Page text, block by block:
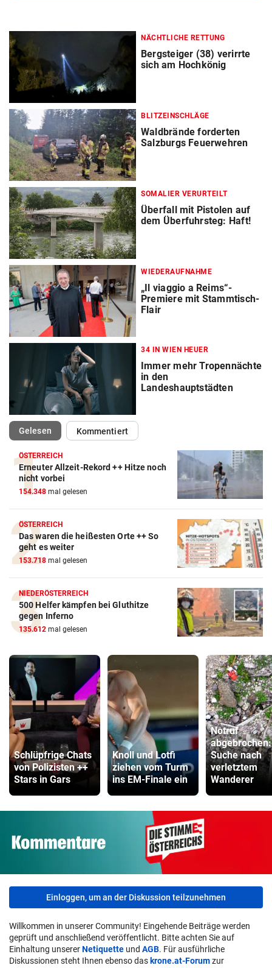
NÄCHTLICHE RETTUNG
Bergsteiger (38) verirrte
sich am Hochkönig
BLITZEINSCHLÄGE
Waldbrände forderten
Salzburgs Feuerwehren
SOMALIER VERURTEILT
Überfall mit Pistolen auf
dem Überfuhrsteg: Haft!
WIEDERAUFNAHME
„Il viaggio a Reims“-
Premiere mit Stammtisch-
Flair
34 IN WIEN HEUER
Immer mehr Tropennächte
in den
Landeshauptstädten
Gelesen(ausgewählt)Kommentiert
ÖSTERREICH
Erneuter Allzeit-Rekord ++ Hitze noch
nicht vorbei
154.348 mal gelesen
ÖSTERREICH
Das waren die heißesten Orte ++ So
geht es weiter
153.718 mal gelesen
NIEDERÖSTERREICH
500 Helfer kämpfen bei Gluthitze
gegen Inferno
135.612 mal gelesen
Schlüpfrige Chats
von Polizisten ++
Stars in Gars
Knoll und Lotfi
ziehen vom Turm
ins EM-Finale ein
Notruf
abgebrochen:
Suche nach
verletztem
Wanderer
Einloggen, um an der Diskussion teilzunehmen
Willkommen in unserer Community! Eingehende Beiträge werden
geprüft und anschließend veröffentlicht. Bitte achten Sie auf
Einhaltung unsererNetiquette und AGB. Für ausführliche
Diskussionen steht Ihnen ebenso daskrone.at-Forumzur